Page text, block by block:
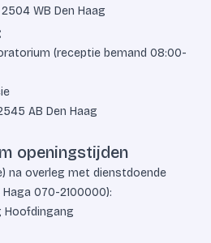
WB Den Haag
(receptie bemand 08:00-
AB Den Haag
openingstijden
na overleg met dienstdoende
070-2100000):
Hoofdingang